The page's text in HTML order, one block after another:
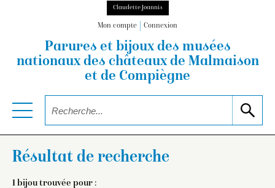
Claudette Joannis
Mon compte Connexion
Parures et bijoux des musées
nationauxdes châteaux de Malmaison
et de Compiègne
Résultat de recherche
1 bijou trouvée pour :